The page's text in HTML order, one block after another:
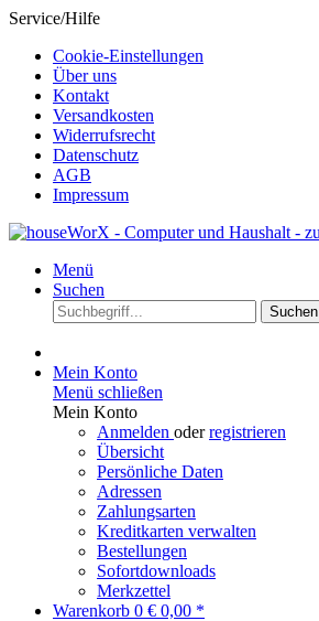
Service/Hilfe
Cookie-Einstellungen
Über uns
Kontakt
Versandkosten
Widerrufsrecht
Datenschutz
AGB
Impressum
Menü
Suchen
Suchen
Mein Konto
Menü schließen
Mein Konto
Anmelden oderregistrieren
Übersicht
Persönliche Daten
Adressen
Zahlungsarten
Kreditkarten verwalten
Bestellungen
Sofortdownloads
Merkzettel
Warenkorb 0 € 0,00 *